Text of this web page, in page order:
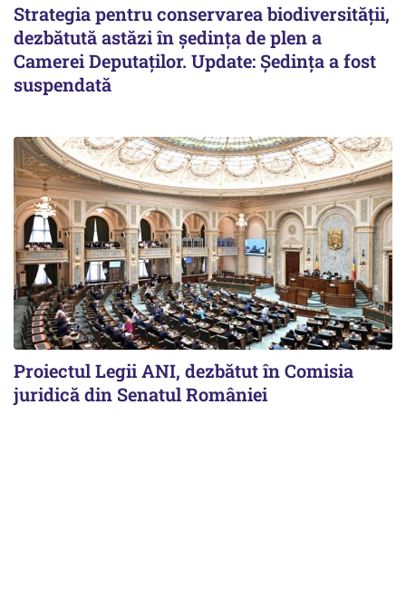
Strategia pentru conservarea biodiversității,
dezbătută astăzi în ședința de plen a
Camerei Deputaților. Update: Ședința a fost
suspendată
Proiectul Legii ANI, dezbătut în Comisia
juridică din Senatul României